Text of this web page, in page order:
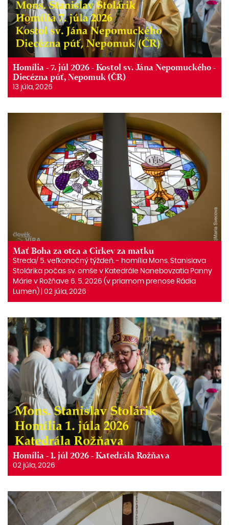
Homília - 7. júl 2026 - Kostol sv. Jána Nepomuckého -
Diecézna púť, Nepomuk (ČR)
13 júla, 2026
Mať Boha za otca a Cirkev za matku
Streda/ 5. veľkonočný týždeň. ‒ homília Mons. Stanislava
Stolárika počas sv. omše v Katedrále Nanebovzatia Panny
Márie v Rožňave 6. 5. 2026 (v priamom prenose Rádia
Lumen) | 02 júla, 2026
Homília - 1. júl 2026 - Katedrála Rožňava
02 júla, 2026